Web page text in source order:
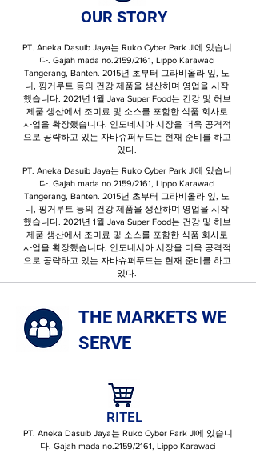
OUR STORY
PT. Aneka Dasuib Jaya는 Ruko Cyber ​​Park Jl에 있습니
다. Gajah mada no.2159/2161, Lippo Karawaci
Tangerang, Banten. 2015년 초부터 그라비올라 잎, 노
니, 핑거루트 등의 건강 제품을 생산하며 영업을 시작
했습니다. 2021년 1월 Java Super Food는 건강 및 허브
제품 생산에서 조미료 및 소스를 포함한 식품 회사로
사업을 확장했습니다. 인도네시아 시장을 더욱 공격적
으로 공략하고 있는 자바슈퍼푸드는 현재 준비를 하고
있다.
PT. Aneka Dasuib Jaya는 Ruko Cyber ​​Park Jl에 있습니
다. Gajah mada no.2159/2161, Lippo Karawaci
Tangerang, Banten. 2015년 초부터 그라비올라 잎, 노
니, 핑거루트 등의 건강 제품을 생산하며 영업을 시작
했습니다. 2021년 1월 Java Super Food는 건강 및 허브
제품 생산에서 조미료 및 소스를 포함한 식품 회사로
사업을 확장했습니다. 인도네시아 시장을 더욱 공격적
으로 공략하고 있는 자바슈퍼푸드는 현재 준비를 하고
있다.
THE MARKETS WE
SERVE
RITEL
PT. Aneka Dasuib Jaya는 Ruko Cyber ​​Park Jl에 있습니
다. Gajah mada no.2159/2161, Lippo Karawaci